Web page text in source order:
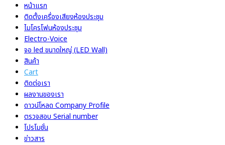
หน้าแรก
ติดตั้งเครื่องเสียงห้องประชุม
ไมโครโฟนห้องประชุม
Electro-Voice
จอ led ขนาดใหญ่ (LED Wall)
สินค้า
Cart
ติดต่อเรา
ผลงานของเรา
ดาวน์โหลด Company Profile
ตรวจสอบ Serial number
โปรโมชั่น
ข่าวสาร